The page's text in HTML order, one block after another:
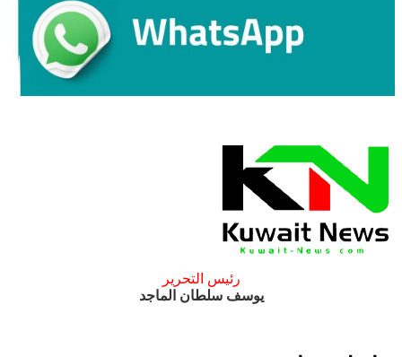
رئيس التحرير
يوسف سلطان الماجد